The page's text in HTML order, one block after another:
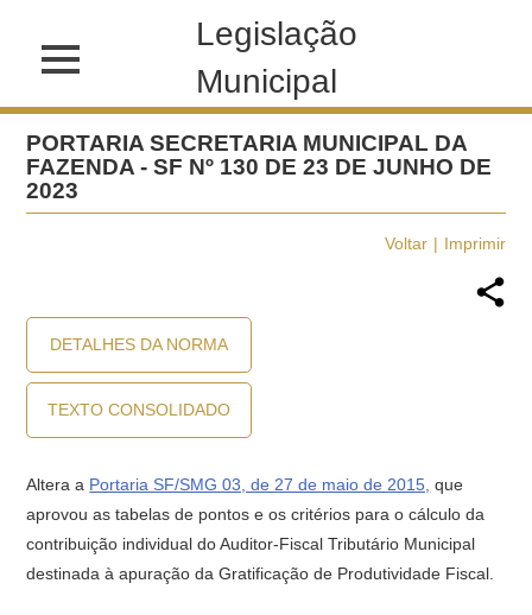
Legislação
Municipal
PORTARIA SECRETARIA MUNICIPAL DA
FAZENDA - SF Nº 130 DE 23 DE JUNHO DE
2023
Voltar Imprimir
DETALHES DA NORMA
TEXTO CONSOLIDADO
Altera a Portaria SF/SMG 03, de 27 de maio de 2015, que
aprovou as tabelas de pontos e os critérios para o cálculo da
contribuição individual do Auditor-Fiscal Tributário Municipal
destinada à apuração da Gratificação de Produtividade Fiscal.